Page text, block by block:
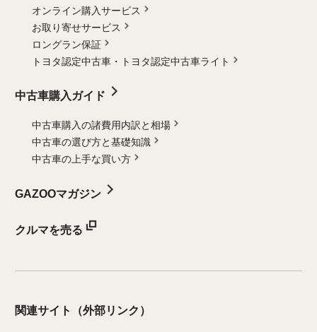
オンライン購入サービス
お取り寄せサービス
ロングラン保証
トヨタ認定中古車・
トヨタ認定中古車ライト
中古車購入ガイド
中古車購入の諸費用内訳と相場
中古車の選び方と基礎知識
中古車の上手な買い方
GAZOOマガジン
クルマを売る
関連サイト （外部リンク）